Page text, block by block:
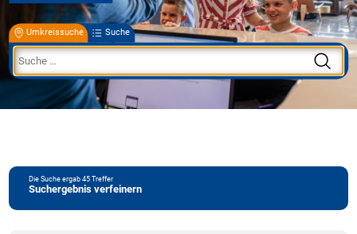
Umkreissuche Suche
Die Suche ergab45Treffer
Suchergebnis verfeinern